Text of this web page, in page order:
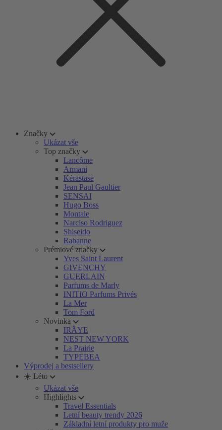
Značky
Ukázat vše
Top značky
Lancôme
Armani
Kérastase
Jean Paul Gaultier
SENSAI
Hugo Boss
Montale
Narciso Rodriguez
Shiseido
Rabanne
Prémiové značky
Yves Saint Laurent
GIVENCHY
GUERLAIN
Parfums de Marly
INITIO Parfums Privés
La Mer
Tom Ford
Novinka
IRÄYE
NEST NEW YORK
La Prairie
TYPEBEA
Výprodej a bestsellery
☀️ Léto
Ukázat vše
Highlights
Travel Essentials
Letní beauty trendy 2026
Základní letní produkty pro muže